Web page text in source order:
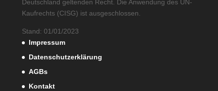
Deutschland geltenden Recht. Die Anwendung des UN-
Kaufrechts (CISG) ist ausgeschlossen.
Stand: 01/01/2023
Impressum
Datenschutzerklärung
AGBs
Kontakt